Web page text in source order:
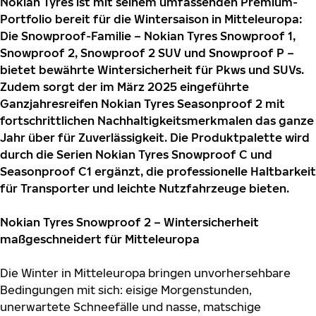
Portfolio bereit für die Wintersaison in Mitteleuropa:
Die Snowproof-Familie – Nokian Tyres Snowproof 1,
Snowproof 2, Snowproof 2 SUV und Snowproof P –
bietet bewährte Wintersicherheit für Pkws und SUVs.
Zudem sorgt der im März 2025 eingeführte
Ganzjahresreifen Nokian Tyres Seasonproof 2 mit
fortschrittlichen Nachhaltigkeitsmerkmalen das ganze
Jahr über für Zuverlässigkeit. Die Produktpalette wird
durch die Serien Nokian Tyres Snowproof C und
Seasonproof C1 ergänzt, die professionelle Haltbarkeit
für Transporter und leichte Nutzfahrzeuge bieten.
Nokian Tyres Snowproof 2 – Wintersicherheit
maßgeschneidert für Mitteleuropa
Die Winter in Mitteleuropa bringen unvorhersehbare
Bedingungen mit sich: eisige Morgenstunden,
unerwartete Schneefälle und nasse, matschige